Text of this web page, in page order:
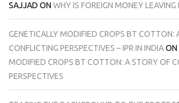
SAJJAD ON WHY IS FOREIGN MONEY LEAVING
GENETICALLY MODIFIED CROPS BT COTTON:
CONFLICTING PERSPECTIVES – IPR IN INDIAON
MODIFIED CROPS BT COTTON: A STORY OF
PERSPECTIVES